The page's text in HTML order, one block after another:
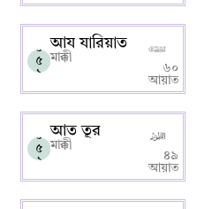
০
৫
১
আয যারিয়াত
মাক্কী
৬০
আয়াত
০
৫
২
আত তূর
মাক্কী
৪৯
আয়াত